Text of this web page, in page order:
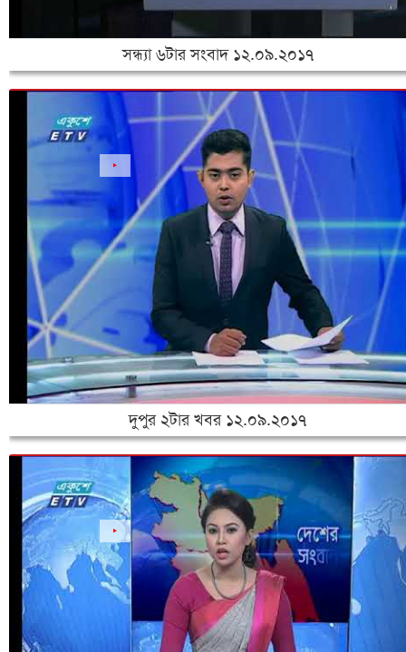
সন্ধ্যা ৬টার সংবাদ ১২.০৯.২০১৭
দুপুর ২টার খবর ১২.০৯.২০১৭